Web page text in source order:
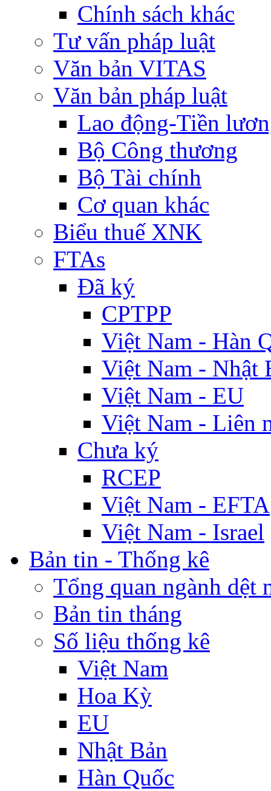
Chính sách khác
Tư vấn pháp luật
Văn bản VITAS
Văn bản pháp luật
Lao động-Tiền
Bộ Công thương
Bộ Tài chính
Cơ quan khác
Biểu thuế XNK
FTAs
Đã ký
CPTPP
Việt Nam - Hàn
Việt Nam - Nhật
Việt Nam - EU
Việt Nam - Liên
Chưa ký
RCEP
Việt Nam - EFTA
Việt Nam - Israel
Bản tin - Thống kê
Tổng quan ngành dệt
Bản tin tháng
Số liệu thống kê
Việt Nam
Hoa Kỳ
EU
Nhật Bản
Hàn Quốc